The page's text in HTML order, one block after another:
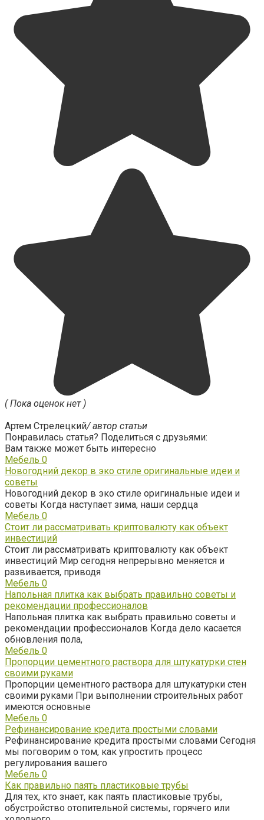
( Пока оценок нет )
Артем Стрелецкий/ автор статьи
Понравилась статья? Поделиться с друзьями:
Вам также может быть интересно
Мебель 0
Новогодний декор в эко стиле оригинальные идеи и
советы
Новогодний декор в эко стиле оригинальные идеи и
советы Когда наступает зима, наши сердца
Мебель 0
Стоит ли рассматривать криптовалюту как объект
инвестиций
Стоит ли рассматривать криптовалюту как объект
инвестиций Мир сегодня непрерывно меняется и
развивается, приводя
Мебель 0
Напольная плитка как выбрать правильно советы и
рекомендации профессионалов
Напольная плитка как выбрать правильно советы и
рекомендации профессионалов Когда дело касается
обновления пола,
Мебель 0
Пропорции цементного раствора для штукатурки стен
своими руками
Пропорции цементного раствора для штукатурки стен
своими руками При выполнении строительных работ
имеются основные
Мебель 0
Рефинансирование кредита простыми словами
Рефинансирование кредита простыми словами Сегодня
мы поговорим о том, как упростить процесс
регулирования вашего
Мебель 0
Как правильно паять пластиковые трубы
Для тех, кто знает, как паять пластиковые трубы,
обустройство отопительной системы, горячего или